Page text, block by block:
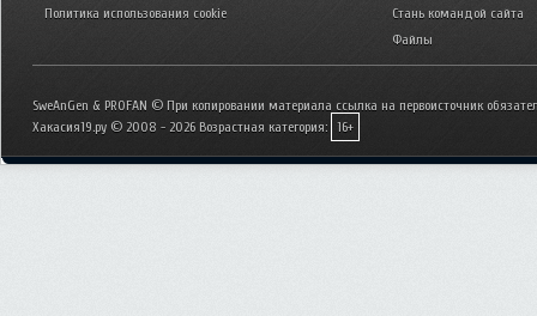
Политика использования cookie
Стань командой сайта
Файлы
SweAnGen & PROFAN © При копировании материала ссылка на первоисточник
Хакасия19.ру © 2008 - 2026 Возрастная категория: 16+